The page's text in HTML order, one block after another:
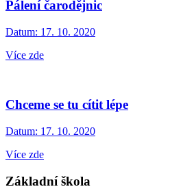
Pálení čarodějnic
Datum: 17. 10. 2020
Více zde
Chceme se tu cítit lépe
Datum: 17. 10. 2020
Více zde
Základní škola